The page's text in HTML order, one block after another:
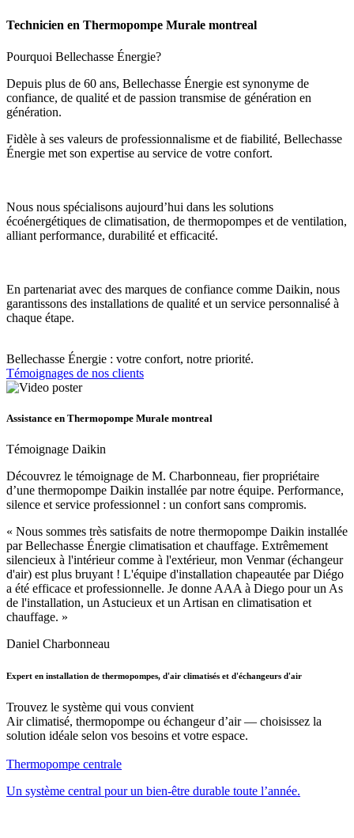
Technicien en Thermopompe Murale montreal
Pourquoi Bellechasse Énergie?
Depuis plus de 60 ans, Bellechasse Énergie est synonyme de
confiance, de qualité et de passion transmise de génération en
génération.
Fidèle à ses valeurs de professionnalisme et de fiabilité, Bellechasse
Énergie met son expertise au service de votre confort.
Nous nous spécialisons aujourd’hui dans les solutions
écoénergétiques de climatisation, de thermopompes et de ventilation,
alliant performance, durabilité et efficacité.
En partenariat avec des marques de confiance comme Daikin, nous
garantissons des installations de qualité et un service personnalisé à
chaque étape.
Bellechasse Énergie : votre confort, notre priorité.
Témoignages de nos clients
Assistance en Thermopompe Murale montreal
Témoignage Daikin
Découvrez le témoignage de M. Charbonneau, fier propriétaire
d’une thermopompe Daikin installée par notre équipe. Performance,
silence et service professionnel : un confort sans compromis.
« Nous sommes très satisfaits de notre thermopompe Daikin installée
par Bellechasse Énergie climatisation et chauffage. Extrêmement
silencieux à l'intérieur comme à l'extérieur, mon Venmar (échangeur
d'air) est plus bruyant ! L'équipe d'installation chapeautée par Diégo
a été efficace et professionnelle. Je donne AAA à Diego pour un As
de l'installation, un Astucieux et un Artisan en climatisation et
chauffage. »
Daniel Charbonneau
Expert en installation de thermopompes, d'air climatisés et d'échangeurs d'air
Trouvez le système qui vous convient
Air climatisé, thermopompe ou échangeur d’air — choisissez la
solution idéale selon vos besoins et votre espace.
Thermopompe centrale
Un système central pour un bien-être durable toute l’année.